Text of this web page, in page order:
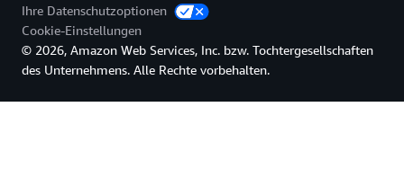
Ihre Datenschutzoptionen
Cookie-Einstellungen
© 2026, Amazon Web Services, Inc. bzw. Tochtergesellschaften
des Unternehmens. Alle Rechte vorbehalten.